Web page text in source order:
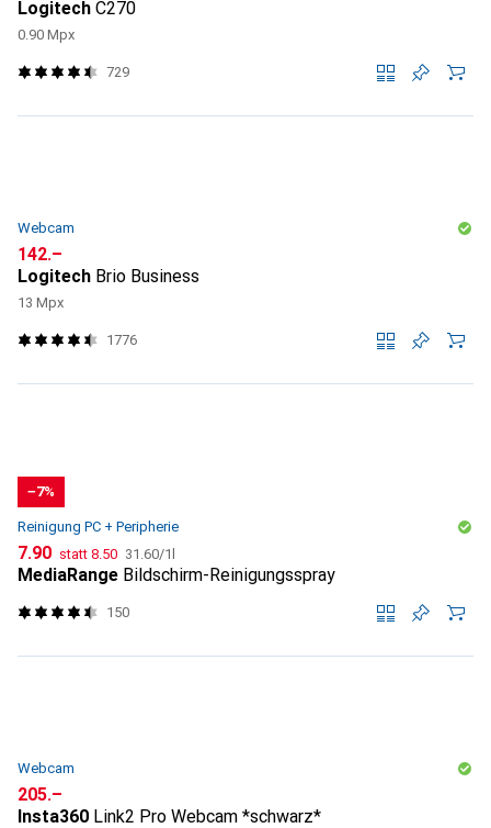
Logitech C270
0.90 Mpx
729
Webcam
CHF
142.–
Logitech Brio Business
13 Mpx
1776
−7%
Reinigung PC + Peripherie
CHF
7.90 statt CHF
8.50 CHF
31.60/1l
MediaRange Bildschirm-Reinigungsspray
150
Webcam
CHF
205.–
Insta360 Link2 Pro Webcam *schwarz*